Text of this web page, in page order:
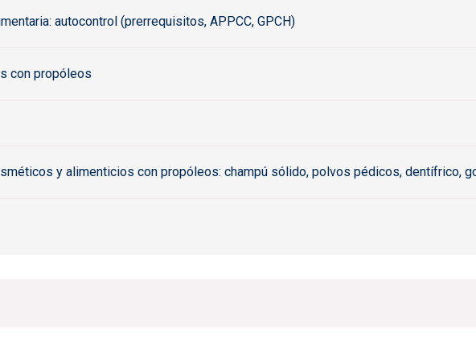
autocontrol (prerrequisitos, APPCC, GPCH)
con propóleos
y alimenticios con propóleos: champú sólido, polvos pédicos, dentífrico,